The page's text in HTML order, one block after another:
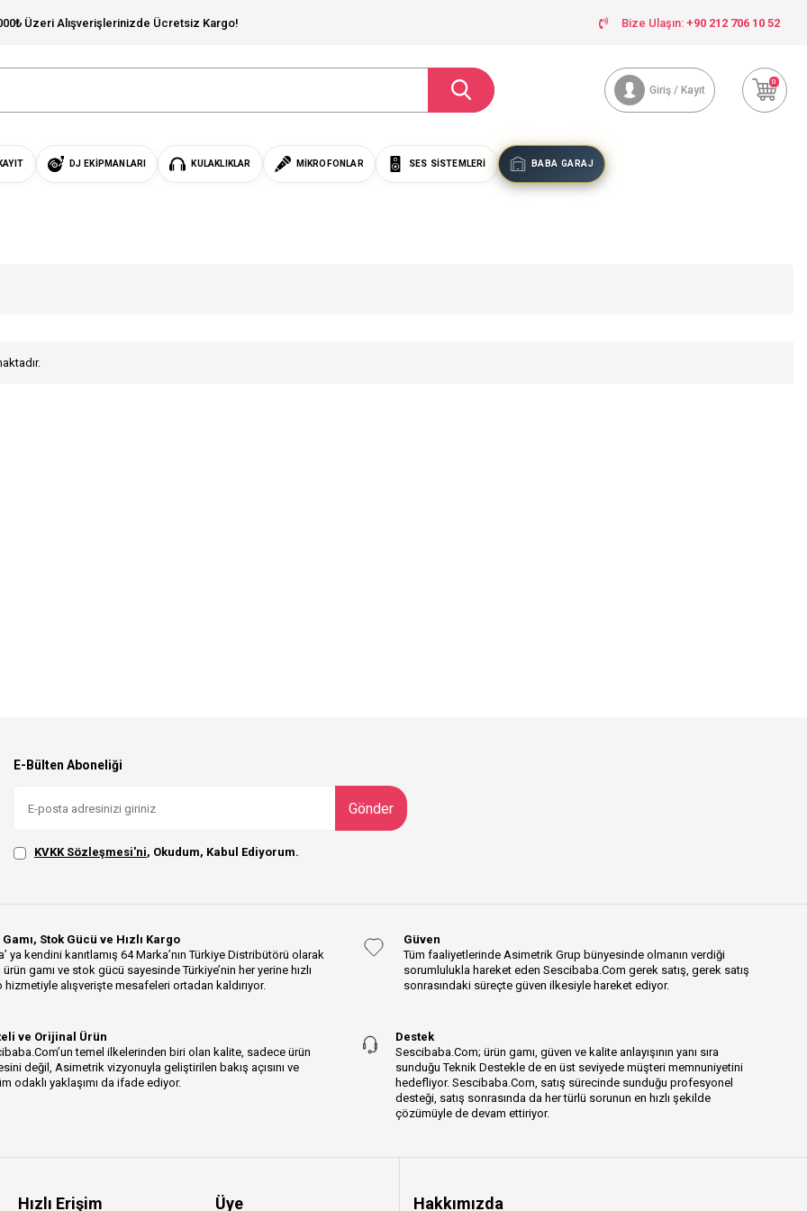
Üzeri Alışverişlerinizde Ücretsiz Kargo! Bize Ulaşın: +90 212 706 10 52
Giriş / Kayıt
0
DJ EKIPMANLARI KULAKLIKLAR MIKROFONLAR SES SISTEMLERI BABA GARAJ
E-Bülten Aboneliği
Gönder
KVKK Sözleşmesi'ni, Okudum, Kabul Ediyorum.
Stok Gücü ve Hızlı Kargo
ya kendini kanıtlamış 64 Marka’nın Türkiye Distribütörü olarak
gamı ve stok gücü sayesinde Türkiye’nin her yerine hızlı
hizmetiyle alışverişte mesafeleri ortadan kaldırıyor.
Güven
Tüm faaliyetlerinde Asimetrik Grup bünyesinde olmanın verdiği
sorumlulukla hareket eden Sescibaba.Com gerek satış, gerek satış
sonrasındaki süreçte güven ilkesiyle hareket ediyor.
ve Orijinal Ürün
temel ilkelerinden biri olan kalite, sadece ürün
değil, Asimetrik vizyonuyla geliştirilen bakış açısını ve
odaklı yaklaşımı da ifade ediyor.
Destek
Sescibaba.Com; ürün gamı, güven ve kalite anlayışının yanı sıra
sunduğu Teknik Destekle de en üst seviyede müşteri memnuniyetini
hedefliyor. Sescibaba.Com, satış sürecinde sunduğu profesyonel
desteği, satış sonrasında da her türlü sorunun en hızlı şekilde
çözümüyle de devam ettiriyor.
Hızlı Erişim Üye Hakkımızda